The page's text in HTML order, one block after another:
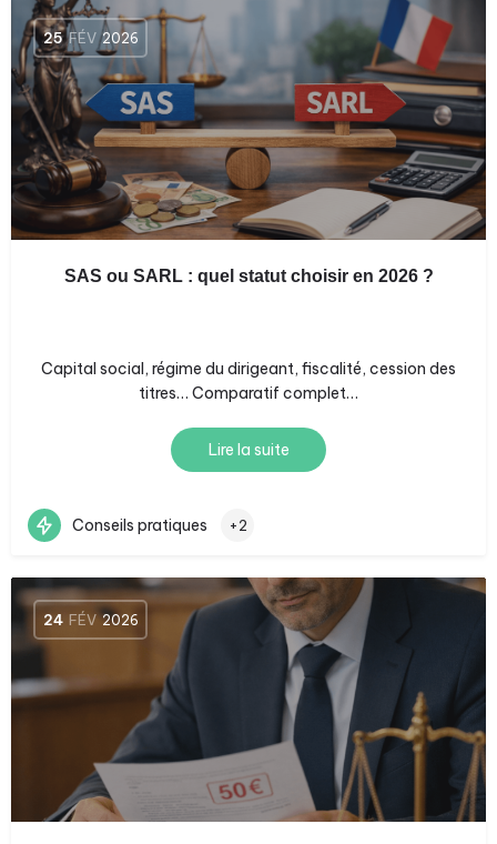
25 FÉV 2026
SAS ou SARL : quel statut choisir en 2026 ?
Capital social, régime du dirigeant, fiscalité, cession des
titres… Comparatif complet…
Lire la suite
Conseils pratiques +2
24 FÉV 2026